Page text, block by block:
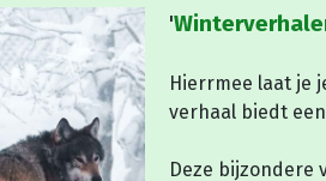
'
Hierrmee laat je
verhaal biedt
Deze bijzondere